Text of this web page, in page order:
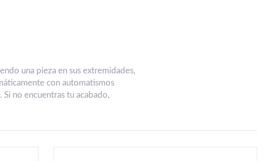
una pieza en sus extremidades,
con automatismos
no encuentras tu acabado,